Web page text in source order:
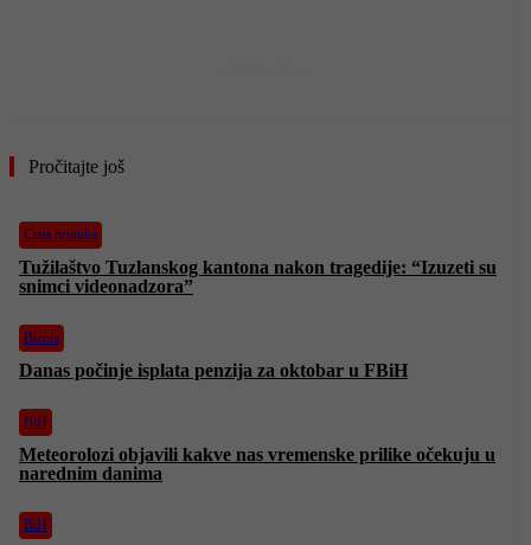
Pročitajte još
Crna hronika
Tužilaštvo Tuzlanskog kantona nakon tragedije: “Izuzeti su
snimci videonadzora”
Biznis
Danas počinje isplata penzija za oktobar u FBiH
BiH
Meteorolozi objavili kakve nas vremenske prilike očekuju u
narednim danima
BiH